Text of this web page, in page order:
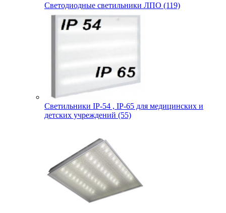
Светодиодные светильники ЛПО (119)
Светильники IP-54 , IP-65 для медицинских и
детских учреждений (55)